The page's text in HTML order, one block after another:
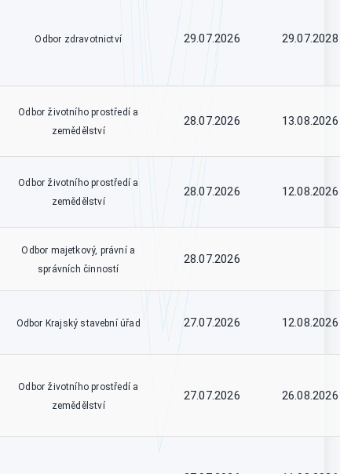
Odbor zdravotnictví 29.07.2026 29.07.2028
Odbor životního prostředí a
zemědělství
28.07.2026 13.08.2026
Odbor životního prostředí a
zemědělství
28.07.2026 12.08.2026
Odbor majetkový, právní a
správních činností
28.07.2026
Odbor Krajský stavební úřad 27.07.2026 12.08.2026
Odbor životního prostředí a
zemědělství
27.07.2026 26.08.2026